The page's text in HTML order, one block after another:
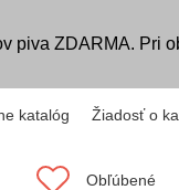
piva ZDARMA. Pri
katalóg Žiadosť o
Obľúbené